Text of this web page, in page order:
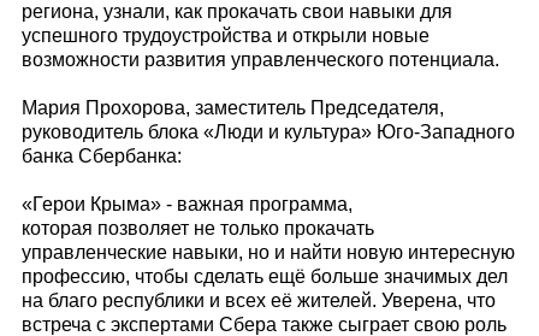
региона, узнали, как прокачать свои навыки для
успешного трудоустройства и открыли новые
возможности развития управленческого потенциала.
Мария Прохорова, заместитель Председателя,
руководитель блока «Люди и культура» Юго-Западного
банка Сбербанка:
«Герои Крыма» - важная программа,
которая позволяет не только прокачать
управленческие навыки, но и найти новую интересную
профессию, чтобы сделать ещё больше значимых дел
на благо республики и всех её жителей. Уверена, что
встреча с экспертами Сбера также сыграет свою роль